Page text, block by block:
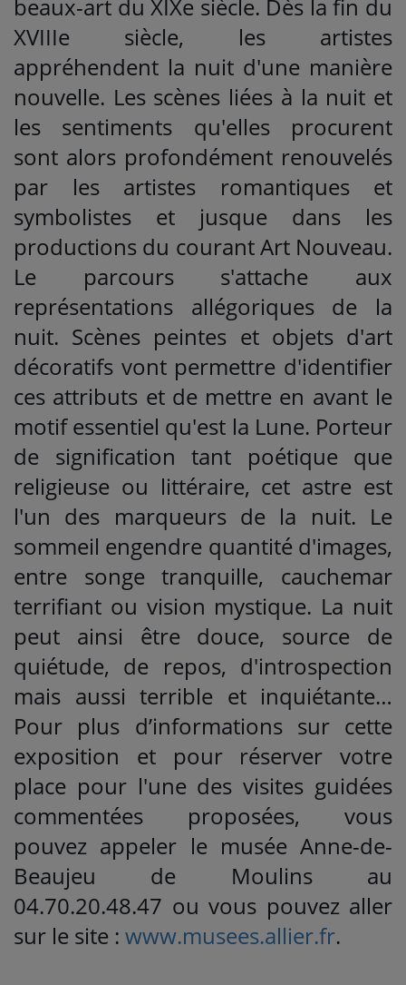
beaux-art du XIXe siècle. Dès la fin du
XVIIIe siècle, les artistes
appréhendent la nuit d'une manière
nouvelle. Les scènes liées à la nuit et
les sentiments qu'elles procurent
sont alors profondément renouvelés
par les artistes romantiques et
symbolistes et jusque dans les
productions du courant Art Nouveau.
Le parcours s'attache aux
représentations allégoriques de la
nuit. Scènes peintes et objets d'art
décoratifs vont permettre d'identifier
ces attributs et de mettre en avant le
motif essentiel qu'est la Lune. Porteur
de signification tant poétique que
religieuse ou littéraire, cet astre est
l'un des marqueurs de la nuit. Le
sommeil engendre quantité d'images,
entre songe tranquille, cauchemar
terrifiant ou vision mystique. La nuit
peut ainsi être douce, source de
quiétude, de repos, d'introspection
mais aussi terrible et inquiétante…
Pour plus d’informations sur cette
exposition et pour réserver votre
place pour l'une des visites guidées
commentées proposées, vous
pouvez appeler le musée Anne-de-
Beaujeu de Moulins au
04.70.20.48.47 ou vous pouvez aller
sur le site : www.musees.allier.fr.